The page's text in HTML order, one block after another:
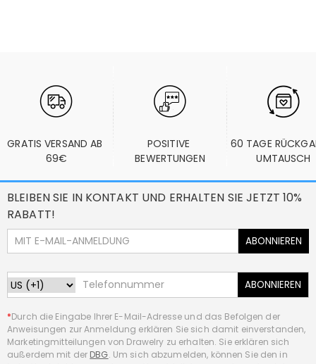
GRATIS VERSAND AB
69€
POSITIVE
BEWERTUNGEN
60 TAGE
UMTAUSCH
BLEIBEN SIE IN KONTAKT UND ERHALTEN SIE JETZT 10%
RABATT!
ABONNIEREN
ABONNIEREN
*Durch die Eingabe Ihrer E-Mail-Adresse und das Befolgen der
Anweisungen zur Anmeldung erklären Sie sich damit einverstanden,
Marketingmitteilungen von Drawelry zu erhalten. Sie erklären sich
außerdem mit der DBG. Um sich abzumelden, können Sie den in